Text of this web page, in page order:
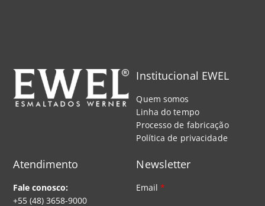
Institucional EWEL
Quem somos
Linha do tempo
Processo de fabricação
Política de privacidade
Atendimento
Fale conosco:
+55 (48) 3658-9000
Newsletter
Email*